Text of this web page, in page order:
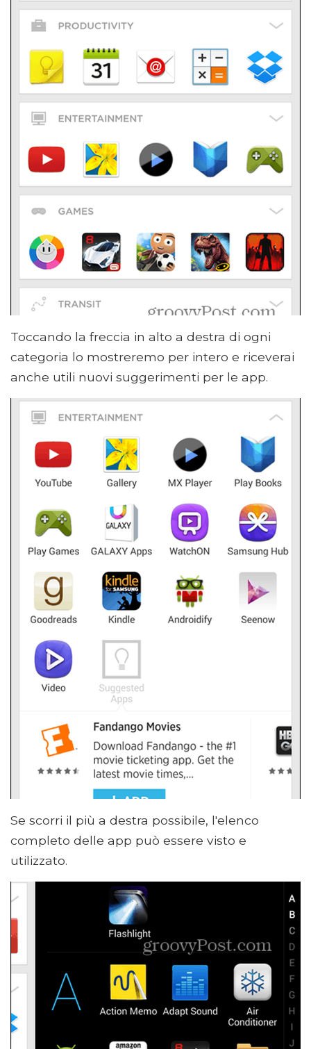
Toccando la freccia in alto a destra di ogni
categoria lo mostreremo per intero e riceverai
anche utili nuovi suggerimenti per le app.
Se scorri il più a destra possibile, l'elenco
completo delle app può essere visto e
utilizzato.